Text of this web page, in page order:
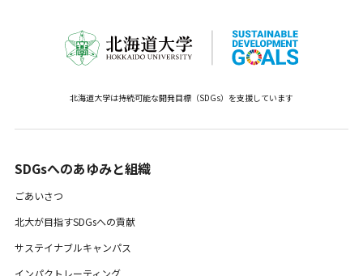
北海道大学は持続可能な開発目標（SDGs）を支援しています
SDGsへのあゆみと組織 ​
ごあいさつ
北大が目指すSDGsへの貢献
サステイナブルキャンパス